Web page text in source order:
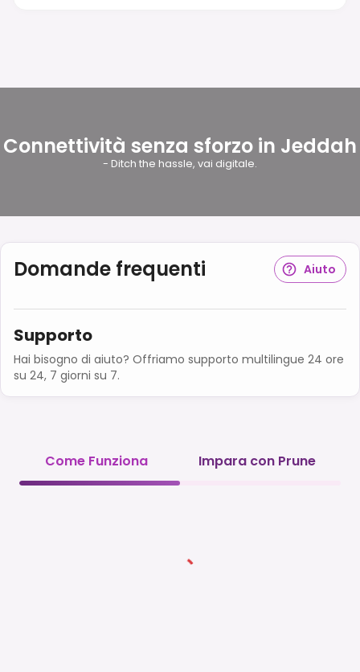
Connettività senza sforzo in Jeddah
- Ditch the hassle, vai digitale.
Domande frequenti Aiuto
Supporto
Hai bisogno di aiuto? Offriamo supporto multilingue 24 ore
su 24, 7 giorni su 7.
Come Funziona Impara con Prune